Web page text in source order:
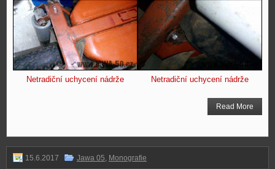
Netradiční uchycení nádrže Netradiční uchycení nádrže
Read More
15.6.2017 Jawa 05, Monografie